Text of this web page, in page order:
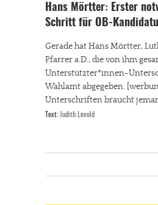
Hans Mörtter: Erster
Schritt für OB-
Gerade hat Hans Mörtter,
Pfarrer a.D., die von ihm
Unterstützter*innen-
Wahlamt abgegeben.
Unterschriften braucht
Text: Judith Levold